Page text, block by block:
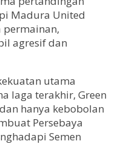
Madura United
permainan,
agresif dan
utama
laga terakhir, Green
hanya kebobolan
Persebaya
Semen